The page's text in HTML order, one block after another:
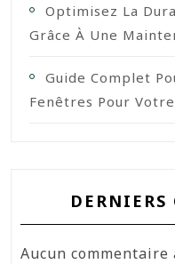
Optimisez La
Grâce À Une
Guide Complet
Fenêtres Pour
DERNIERS
Aucun commentaire